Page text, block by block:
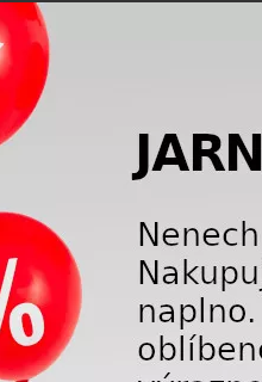
Lyžařské brýle POC Nexal Mid
Red/Partly Sunny Red, cat.2
69730
-10%